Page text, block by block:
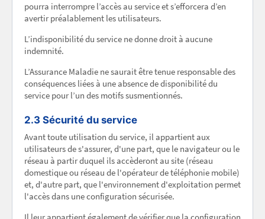
pourra interrompre l’accès au service et s’efforcera d’en
avertir préalablement les utilisateurs.
L’indisponibilité du service ne donne droit à aucune
indemnité.
L’Assurance Maladie ne saurait être tenue responsable des
conséquences liées à une absence de disponibilité du
service pour l’un des motifs susmentionnés.
2.3 Sécurité du service
Avant toute utilisation du service, il appartient aux
utilisateurs de s'assurer, d'une part, que le navigateur ou le
réseau à partir duquel ils accèderont au site (réseau
domestique ou réseau de l'opérateur de téléphonie mobile)
et, d'autre part, que l'environnement d'exploitation permet
l'accès dans une configuration sécurisée.